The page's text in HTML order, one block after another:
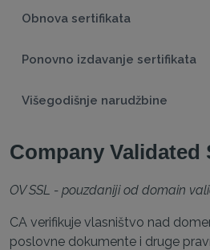
Obnova sertifikata
Ponovno izdavanje sertifikata
Višegodišnje narudžbine
Company Validated
OV SSL - pouzdaniji od domain
CA verifikuje vlasništvo nad
poslovne dokumente i druge